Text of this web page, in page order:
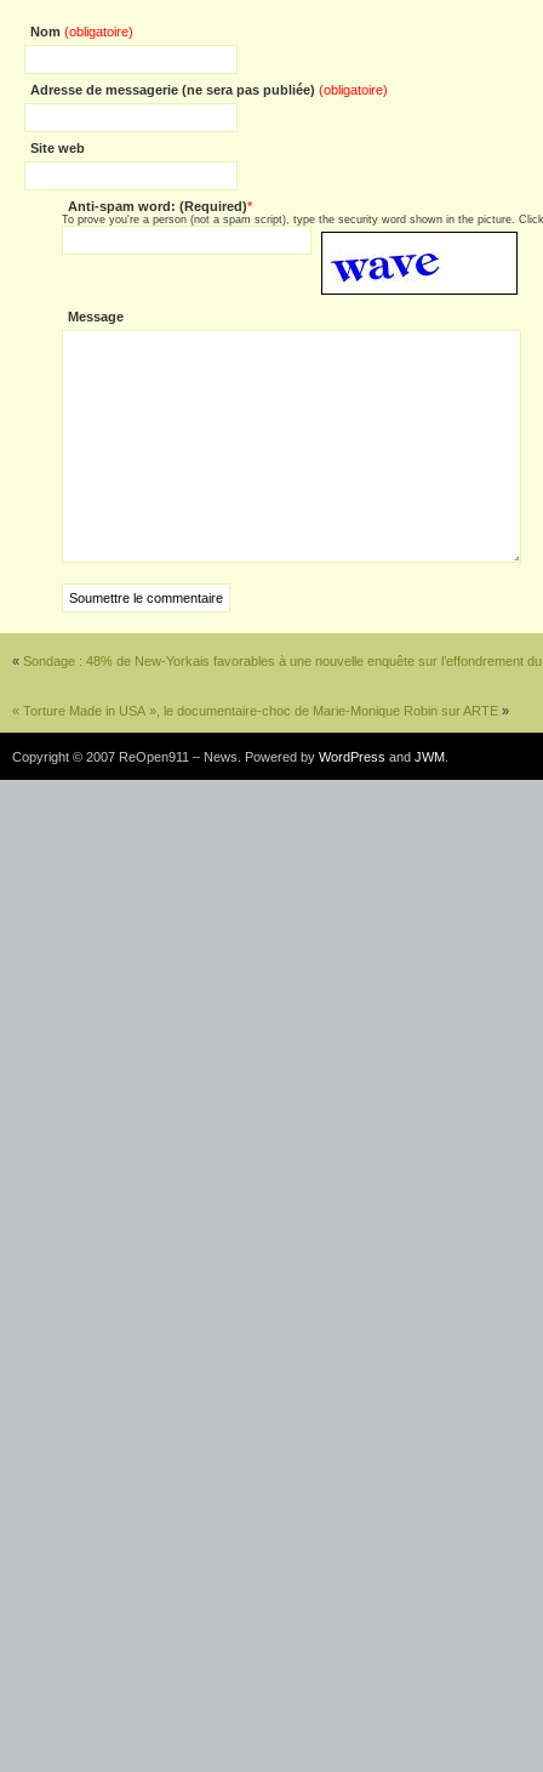
Nom (obligatoire)
Adresse de messagerie (ne sera pas publiée) (obligatoire)
Site web
Anti-spam word: (Required)*
To prove you're a person (not a spam script), type the security word shown in the picture.
Message
« Sondage : 48% de New-Yorkais favorables à une nouvelle enquête sur l’effondrement
« Torture Made in USA », le documentaire-choc de Marie-Monique Robin sur ARTE »
Copyright © 2007 ReOpen911 – News. Powered by WordPress and JWM